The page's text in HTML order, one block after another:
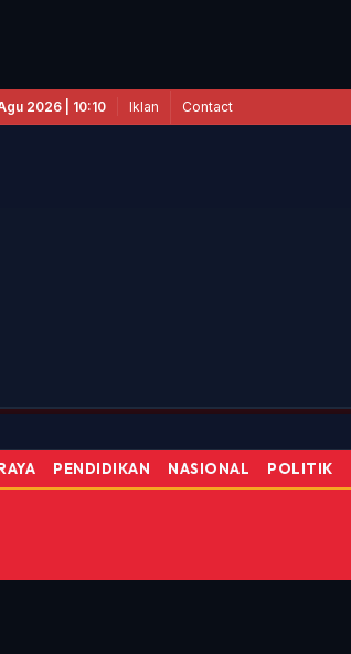
2026 | 10:10 Iklan Contact
PENDIDIKAN NASIONAL POLITIK